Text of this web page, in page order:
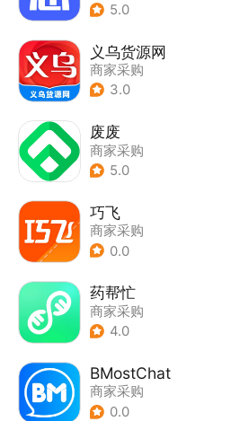
5.0
义乌货源网
商家采购
3.0
废废
商家采购
5.0
巧飞
商家采购
0.0
药帮忙
商家采购
4.0
BMostChat
商家采购
0.0